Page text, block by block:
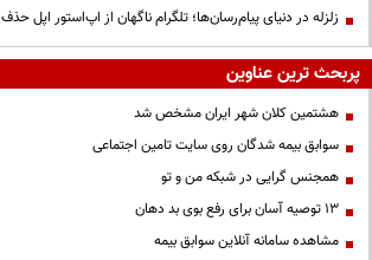
زلزله در دنیای پیام‌رسان‌ها؛ تلگرام ناگهان از اپ‌استور اپل
پربحث ترین عناوین
هشتمین کلان شهر ایران مشخص شد
سوابق بیمه شدگان روی سایت تامین اجتماعی
همجنس گرایی در شبکه من و تو
13 توصیه آسان برای رفع بوی بد دهان
مشاهده سامانه آنلاين سوابق بیمه